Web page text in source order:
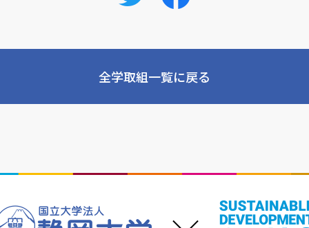
全学取組一覧に戻る